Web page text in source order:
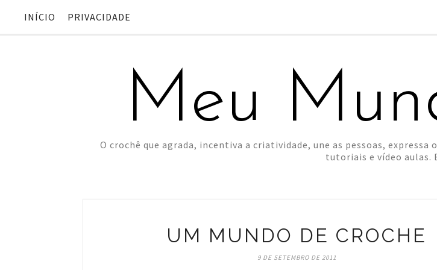
INÍCIO PRIVACIDADE
Meu
O crochê que agrada, incentiva a criatividade, une as pessoas,
tutoriais e vídeo aulas.
UM MUNDO DE CROCHE
9 DE SETEMBRO DE 2011